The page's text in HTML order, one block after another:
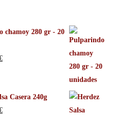
chamoy 280 gr - 20
Casera 240g